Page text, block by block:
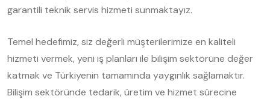
garantili teknik servis hizmeti sunmaktayız.
Temel hedefimiz, siz değerli müşterilerimize en kaliteli
hizmeti vermek, yeni iş planları ile bilişim sektörüne değer
katmak ve Türkiyenin tamamında yaygınlık sağlamaktır.
Bilişim sektöründe tedarik, üretim ve hizmet sürecine